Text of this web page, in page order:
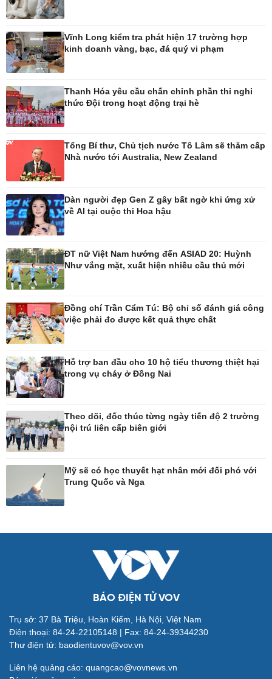
Kinh tế
Bất động sản
Khởi nghiệp
Thị trường
Giá vàng
Chứng khoán
Giá cà phê
Pháp luật
Vụ án
Tin nóng
Tư vấn luật
Bóng đá quốc tế
Bóng đá Việt Nam
Hậu trường
Ô tô - Xe máy
Ô tô
Tư vấn
Doanh nghiệp
Doanh nhân
Vì cộng đồng
Công nghệ
Tin Công nghệ
Trải nghiệm
Chuyển đổi số
Cây thuốc
Ăn sạch sống khỏe
Đời sống
Nhà đẹp
Tình yêu - Gia đình
Văn hóa
Sân khấu - Điện ảnh
Di sản
Vĩnh Long kiểm tra phát hiện 17 trường hợp
kinh doanh vàng, bạc, đá quý vi phạm
Thanh Hóa yêu cầu chấn chỉnh phần thi nghi
thức Đội trong hoạt động trại hè
Tổng Bí thư, Chủ tịch nước Tô Lâm sẽ thăm cấp
Nhà nước tới Australia, New Zealand
Dàn người đẹp Gen Z gây bất ngờ khi ứng xử
về AI tại cuộc thi Hoa hậu
ĐT nữ Việt Nam hướng đến ASIAD 20: Huỳnh
Như vắng mặt, xuất hiện nhiều cầu thủ mới
Đồng chí Trần Cẩm Tú: Bộ chỉ số đánh giá công
việc phải đo được kết quả thực chất
Hỗ trợ ban đầu cho 10 hộ tiểu thương thiệt hại
trong vụ cháy ở Đồng Nai
Theo dõi, đốc thúc từng ngày tiến độ 2 trường
nội trú liên cấp biên giới
Mỹ sẽ có học thuyết hạt nhân mới đối phó với
Trung Quốc và Nga
BÁO ĐIỆN TỬ VOV
Trụ sở: 37 Bà Triệu, Hoàn Kiếm, Hà Nội, Việt Nam
Điện thoại: 84-24-22105148 | Fax: 84-24-39344230
Thư điện tử: baodientuvov@vov.vn
Liên hệ quảng cáo: quangcao@vovnews.vn